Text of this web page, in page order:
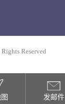
Reserved
发邮件